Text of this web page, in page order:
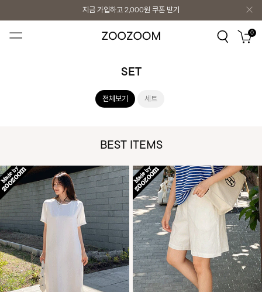
지금 가입하고 2,000원 쿠폰 받기
지금 가입하고 2,000원 쿠폰 받기 0
SET
전체보기 세트
BEST ITEMS